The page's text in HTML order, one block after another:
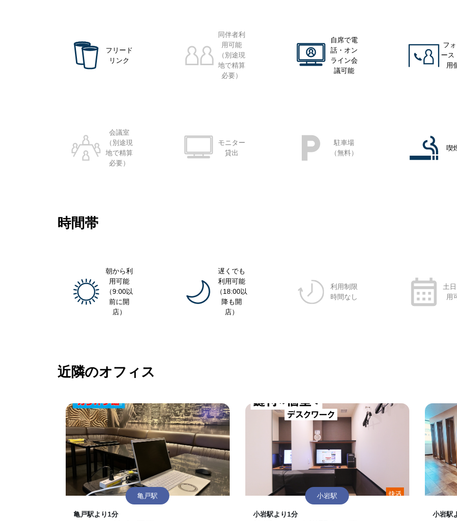
フリード
リンク
同伴者利
用可能
（別途現
地で精算
必要）
自席で電
話・オン
ライン会
議可能
フ
ース
用
会議室
（別途現
地で精算
必要）
モニター
貸出
駐車場
（無料）
喫
時間帯
朝から利
用可能
（9:00以
前に開
店）
遅くでも
利用可能
（18:00以
降も開
店）
利用制限
時間なし
土
用
近隣のオフィス
亀戸駅
亀戸駅より1分
小岩駅
小岩駅より1分 小岩駅